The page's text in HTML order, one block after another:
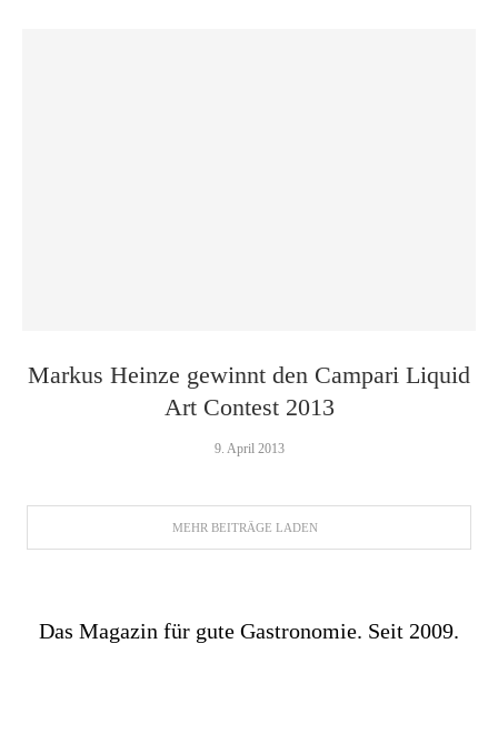
Markus Heinze gewinnt den Campari Liquid
Art Contest 2013
9. April 2013
MEHR BEITRÄGE LADEN
Das Magazin für gute Gastronomie. Seit 2009.